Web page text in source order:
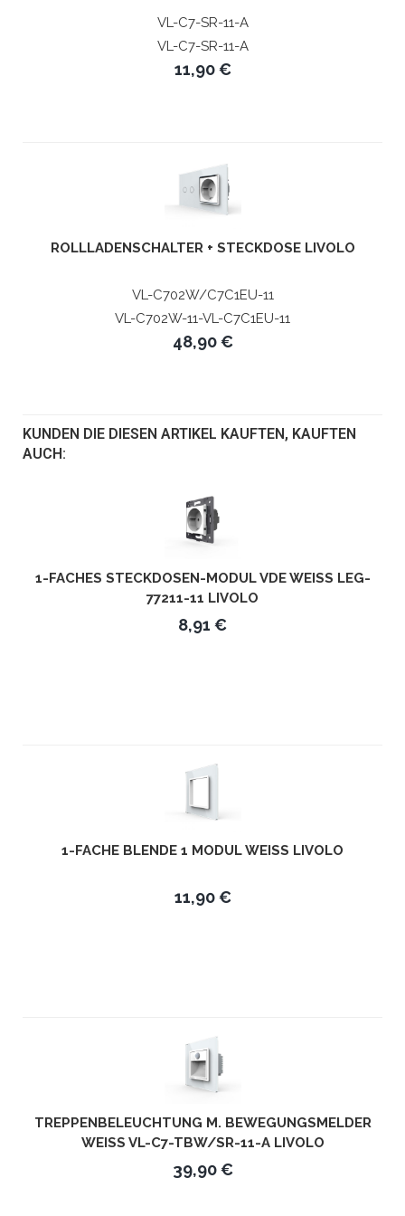
VL-C7-SR-11-A
VL-C7-SR-11-A
11,90 €
ROLLLADENSCHALTER + STECKDOSE LIVOLO
VL-C702W/C7C1EU-11
VL-C702W-11-VL-C7C1EU-11
48,90 €
KUNDEN DIE DIESEN ARTIKEL KAUFTEN, KAUFTEN
AUCH:
1-FACHES STECKDOSEN-MODUL VDE WEISS LEG-7
7211-11 LIVOLO
8,91 €
1-FACHE BLENDE 1 MODUL WEISS LIVOLO
11,90 €
TREPPENBELEUCHTUNG M. BEWEGUNGSMELDER
WEISS VL-C7-TBW/SR-11-A LIVOLO
39,90 €